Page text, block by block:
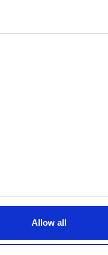
Allow all
transparent machen,
um Ihre